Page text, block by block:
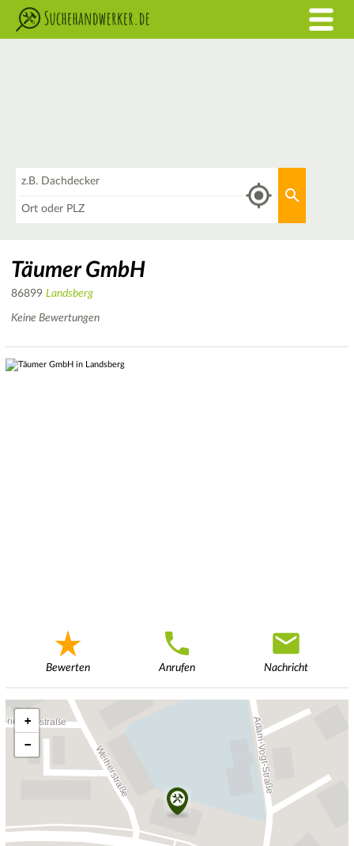
Täumer GmbH
86899 Landsberg
Keine Bewertungen
Bewerten Anrufen Nachricht
+
−